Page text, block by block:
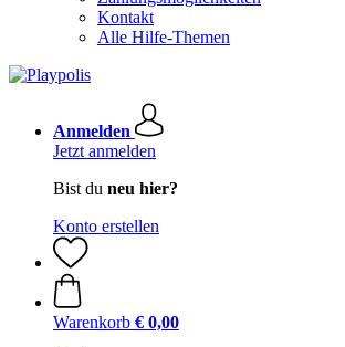
Kontakt
Alle Hilfe-Themen
Anmelden
Jetzt anmelden
Bist du neu hier?
Konto erstellen
Warenkorb € 0,00